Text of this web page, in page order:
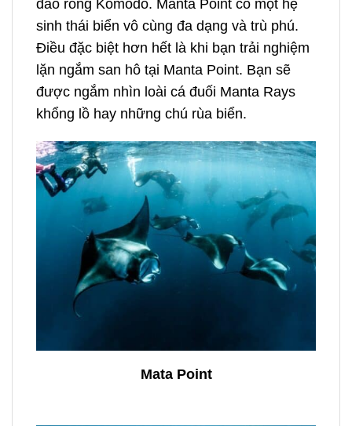
đảo rồng Komodo. Manta Point có một hệ
sinh thái biển vô cùng đa dạng và trù phú.
Điều đặc biệt hơn hết là khi bạn trải nghiệm
lặn ngắm san hô tại Manta Point. Bạn sẽ
được ngắm nhìn loài cá đuối Manta Rays
khổng lồ hay những chú rùa biển.
Mata Point